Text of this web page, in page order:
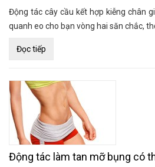
Động tác cây cầu kết hợp kiễng chân
quanh eo cho bạn vòng hai săn chắc,
Đọc tiếp
Động tác làm tan mỡ bụng có